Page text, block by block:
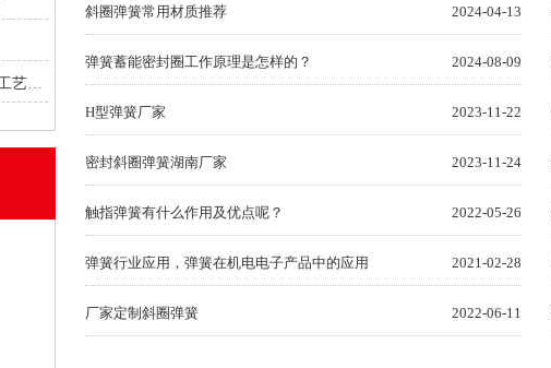
H型弹簧和斜圈弹簧的制造工艺有何不同？
斜圈弹簧常用材质推荐 2024-04-13
弹簧蓄能密封圈工作原理是怎样的？ 2024-08-09
H型弹簧厂家 2023-11-22
密封斜圈弹簧湖南厂家 2023-11-24
触指弹簧有什么作用及优点呢？ 2022-05-26
弹簧行业应用，弹簧在机电电子产品中的应用 2021-02-28
厂家定制斜圈弹簧 2022-06-11